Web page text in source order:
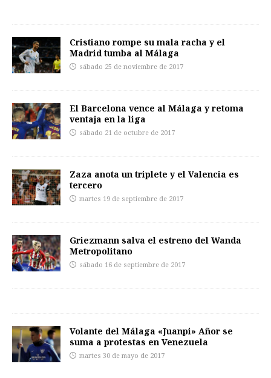
Cristiano rompe su mala racha y el
Madrid tumba al Málaga
sábado 25 de noviembre de 2017
El Barcelona vence al Málaga y retoma
ventaja en la liga
sábado 21 de octubre de 2017
Zaza anota un triplete y el Valencia es
tercero
martes 19 de septiembre de 2017
Griezmann salva el estreno del Wanda
Metropolitano
sábado 16 de septiembre de 2017
Volante del Málaga «Juanpi» Añor se
suma a protestas en Venezuela
martes 30 de mayo de 2017